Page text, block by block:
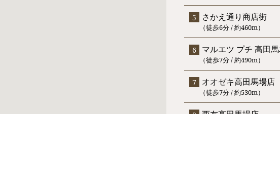
さかえ通り商店街
（徒歩6分 / 約460m）
マルエツ プチ 高田
（徒歩7分 / 約490m）
オオゼキ高田馬場店
（徒歩7分 / 約530m）
西友高田馬場店